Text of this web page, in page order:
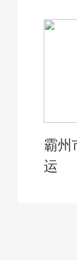
霸州
运